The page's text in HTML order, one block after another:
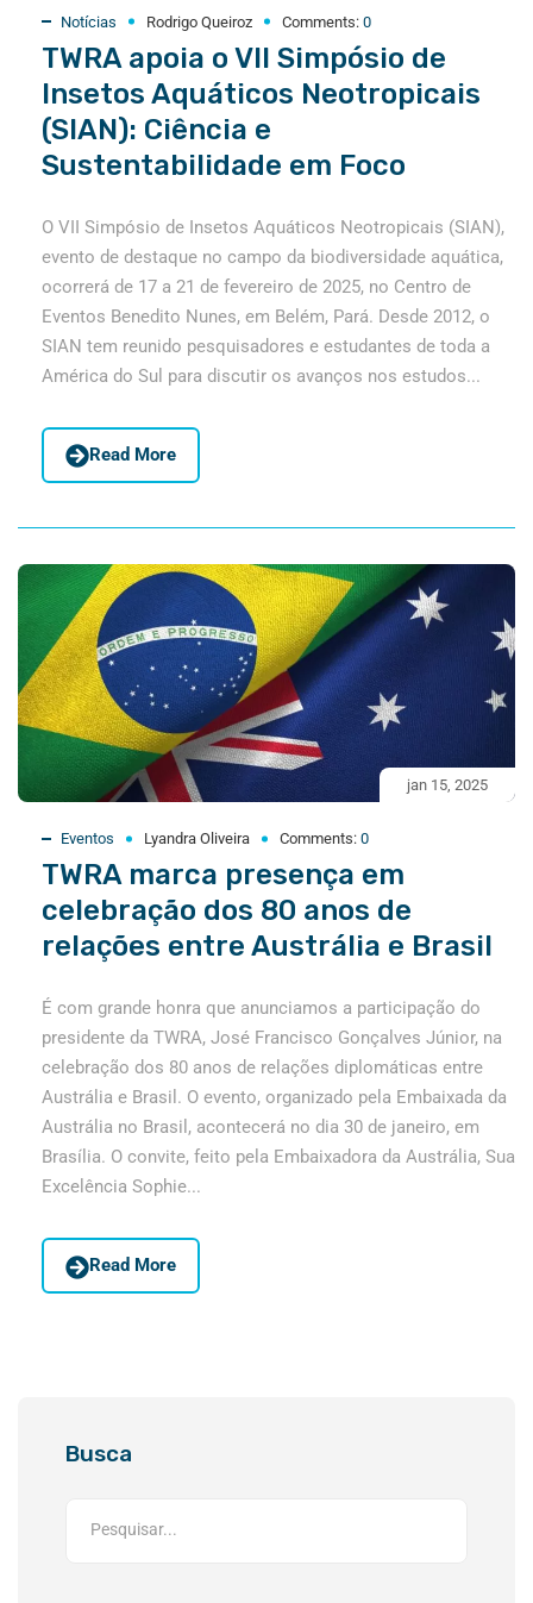
Notícias Rodrigo Queiroz Comments: 0
TWRA apoia o VII Simpósio de
Insetos Aquáticos Neotropicais
(SIAN): Ciência e
Sustentabilidade em Foco
O VII Simpósio de Insetos Aquáticos Neotropicais (SIAN),
evento de destaque no campo da biodiversidade aquática,
ocorrerá de 17 a 21 de fevereiro de 2025, no Centro de
Eventos Benedito Nunes, em Belém, Pará. Desde 2012, o
SIAN tem reunido pesquisadores e estudantes de toda a
América do Sul para discutir os avanços nos estudos...
Read More
jan 15, 2025
Eventos Lyandra Oliveira Comments: 0
TWRA marca presença em
celebração dos 80 anos de
relações entre Austrália e Brasil
É com grande honra que anunciamos a participação do
presidente da TWRA, José Francisco Gonçalves Júnior, na
celebração dos 80 anos de relações diplomáticas entre
Austrália e Brasil. O evento, organizado pela Embaixada da
Austrália no Brasil, acontecerá no dia 30 de janeiro, em
Brasília. O convite, feito pela Embaixadora da Austrália, Sua
Excelência Sophie...
Read More
Busca